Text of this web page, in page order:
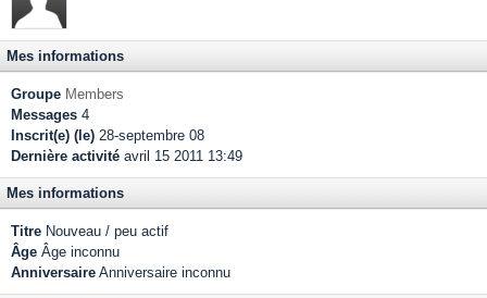
Mes informations
Groupe Members
Messages 4
Inscrit(e) (le) 28-septembre 08
Dernière activité avril 15 2011 13:49
Mes informations
Titre Nouveau / peu actif
Âge Âge inconnu
Anniversaire Anniversaire inconnu